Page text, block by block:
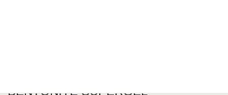
BENTONITE SUPERGEL